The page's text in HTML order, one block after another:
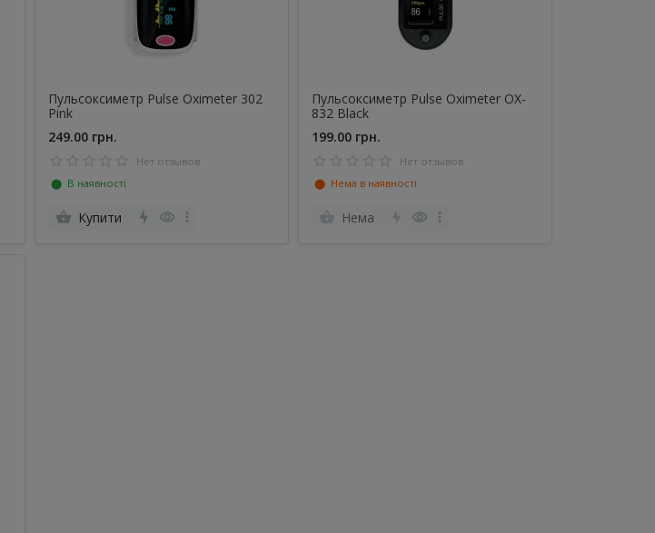
Пульсоксиметр Pulse Oximeter 302
Pink
249.00 грн.
Нет отзывов
⬤ В наявності
Купити
Пульсоксиметр Pulse Oximeter OX-
832 Black
199.00 грн.
Нет отзывов
⬤ Нема в наявності
Нема